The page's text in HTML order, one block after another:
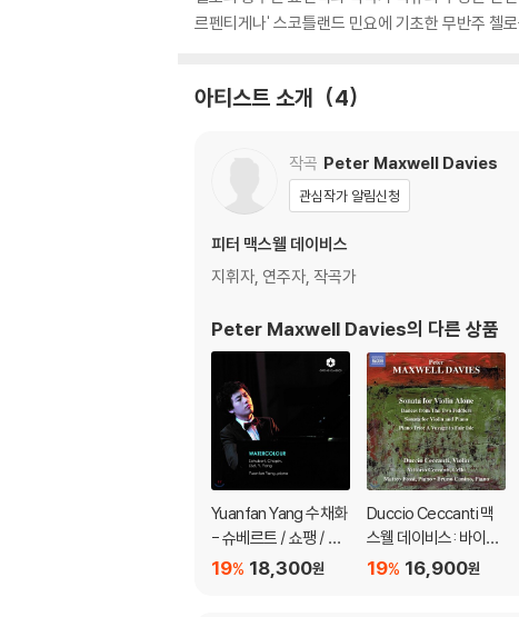
르펜티게나' 스코틀랜드 민요에 기초한 무반주 첼
아티스트 소개 4
작곡 Peter Maxwell Davies
관심작가 알림신청
피터 맥스웰 데이비스
지휘자, 연주자, 작곡가
Peter Maxwell Davies의 다른 상품
Yuanfan Yang 수채화
- 슈베르트 / 쇼팽 / 리
스트 / 양유엔판: 피아
18,300원
19%
Duccio Ceccanti 맥
스웰 데이비스: 바이올
린 작품집 (Peter Max
16,900원
19%